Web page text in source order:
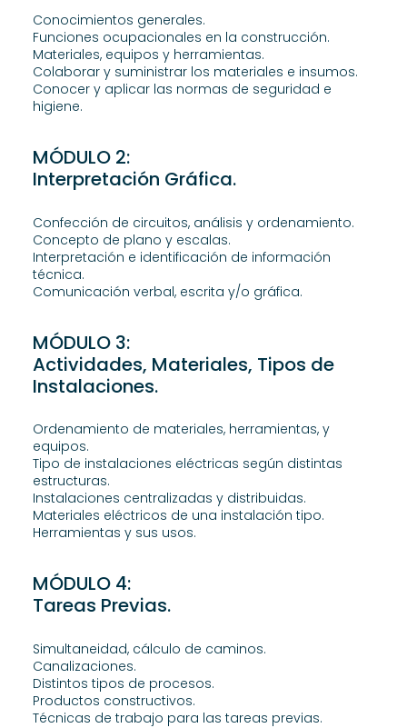
Conocimientos generales.
Funciones ocupacionales en la construcción.
Materiales, equipos y herramientas.
Colaborar y suministrar los materiales e insumos.
Conocer y aplicar las normas de seguridad e
higiene.
MÓDULO 2:
Interpretación Gráfica.
Confección de circuitos, análisis y ordenamiento.
Concepto de plano y escalas.
Interpretación e identificación de información
técnica.
Comunicación verbal, escrita y/o gráfica.
MÓDULO 3:
Actividades, Materiales, Tipos de
Instalaciones.
Ordenamiento de materiales, herramientas, y
equipos.
Tipo de instalaciones eléctricas según distintas
estructuras.
Instalaciones centralizadas y distribuidas.
Materiales eléctricos de una instalación tipo.
Herramientas y sus usos.
MÓDULO 4:
Tareas Previas.
Simultaneidad, cálculo de caminos.
Canalizaciones.
Distintos tipos de procesos.
Productos constructivos.
Técnicas de trabajo para las tareas previas.